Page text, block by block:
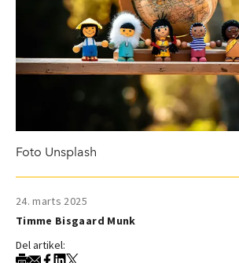
Foto Unsplash
24. marts 2025
Timme Bisgaard Munk
Del artikel: